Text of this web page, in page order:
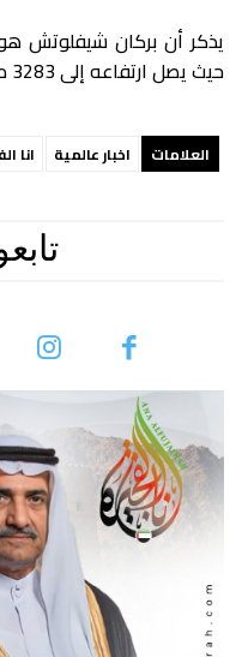
يذكر أن بركان شيفلوتش
حيث يصل ارتفاعه إلى 3283 متراً.
العلامات اخبار عالمية انا